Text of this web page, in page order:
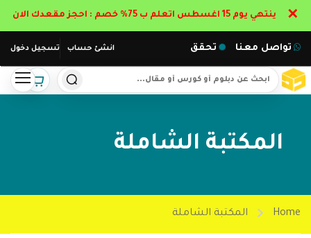
انشئ حساب تسجيل دخول تواصل معنا تحقق
المكتبة الشاملة
Home المكتبة الشاملة
ينتهي يوم 15 اغسطس اتعلم ب 75% خصم : احجز مقعدك الان ✕